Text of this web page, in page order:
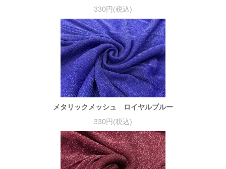
330円(税込)
メタリックメッシュ ロイヤルブルー
330円(税込)